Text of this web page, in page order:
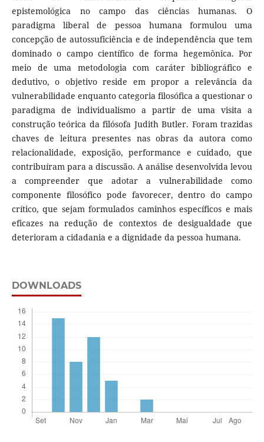
epistemológica no campo das ciências humanas. O
paradigma liberal de pessoa humana formulou uma
concepção de autossuficiência e de independência que tem
dominado o campo científico de forma hegemônica. Por
meio de uma metodologia com caráter bibliográfico e
dedutivo, o objetivo reside em propor a relevância da
vulnerabilidade enquanto categoria filosófica a questionar o
paradigma de individualismo a partir de uma visita a
construção teórica da filósofa Judith Butler. Foram trazidas
chaves de leitura presentes nas obras da autora como
relacionalidade, exposição, performance e cuidado, que
contribuíram para a discussão. A análise desenvolvida levou
a compreender que adotar a vulnerabilidade como
componente filosófico pode favorecer, dentro do campo
crítico, que sejam formulados caminhos específicos e mais
eficazes na redução de contextos de desigualdade que
deterioram a cidadania e a dignidade da pessoa humana.
DOWNLOADS